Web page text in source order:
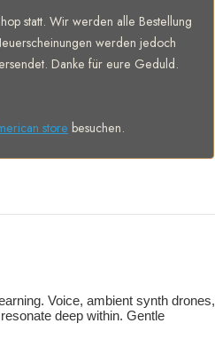
statt. Wir werden alle Bestellung
werden jedoch
Danke für eure Geduld.
store besuchen.
Voice, ambient synth drones,
deep within. Gentle